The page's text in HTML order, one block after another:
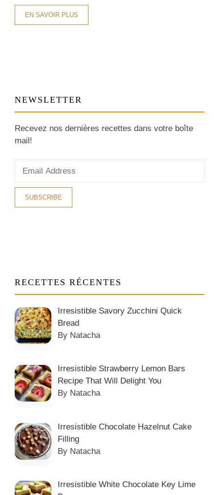
EN SAVOIR PLUS
NEWSLETTER
Recevez nos dernières recettes dans votre boîte
mail!
RECETTES RÉCENTES
Irresistible Savory Zucchini Quick
Bread
By Natacha
Irresistible Strawberry Lemon Bars
Recipe That Will Delight You
By Natacha
Irresistible Chocolate Hazelnut Cake
Filling
By Natacha
Irresistible White Chocolate Key Lime